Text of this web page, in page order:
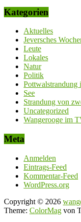
Kategorien
Aktuelles
Jeversches
Leute
Lokales
Natur
Politik
Pottwalstrandung
See
Strandung von
Uncategorized
Wangerooge im
Meta
Anmelden
Eintrags-Feed
Kommentar-Feed
WordPress.org
Copyright © 2026
Theme: ColorMag von